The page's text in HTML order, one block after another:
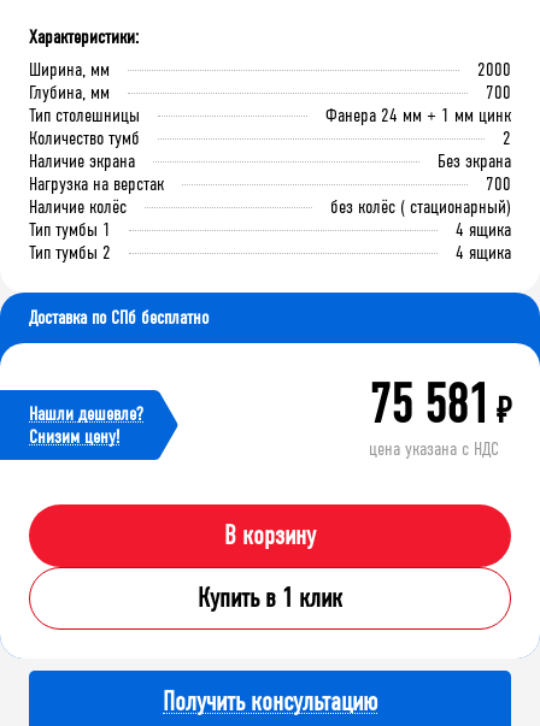
Крючок 80 мм.
В корзину
Крючок 125 мм.
В корзину
мм
В корзину
В корзину
Характеристики:
Ширина, мм
2000
Глубина, мм
700
Тип столешницы
Фанера 24 мм + 1 мм цинк
Количество тумб
2
Наличие экрана
Без экрана
Нагрузка на верстак
700
Наличие колёс
без колёс ( стационарный)
Тип тумбы 1
4 ящика
Тип тумбы 2
4 ящика
Доставка по СПб бесплатно
Нашли дешевле?
Cнизим цену!
75 581 ₽
цена указана с НДС
В корзину
Купить в 1 клик
Получить консультацию